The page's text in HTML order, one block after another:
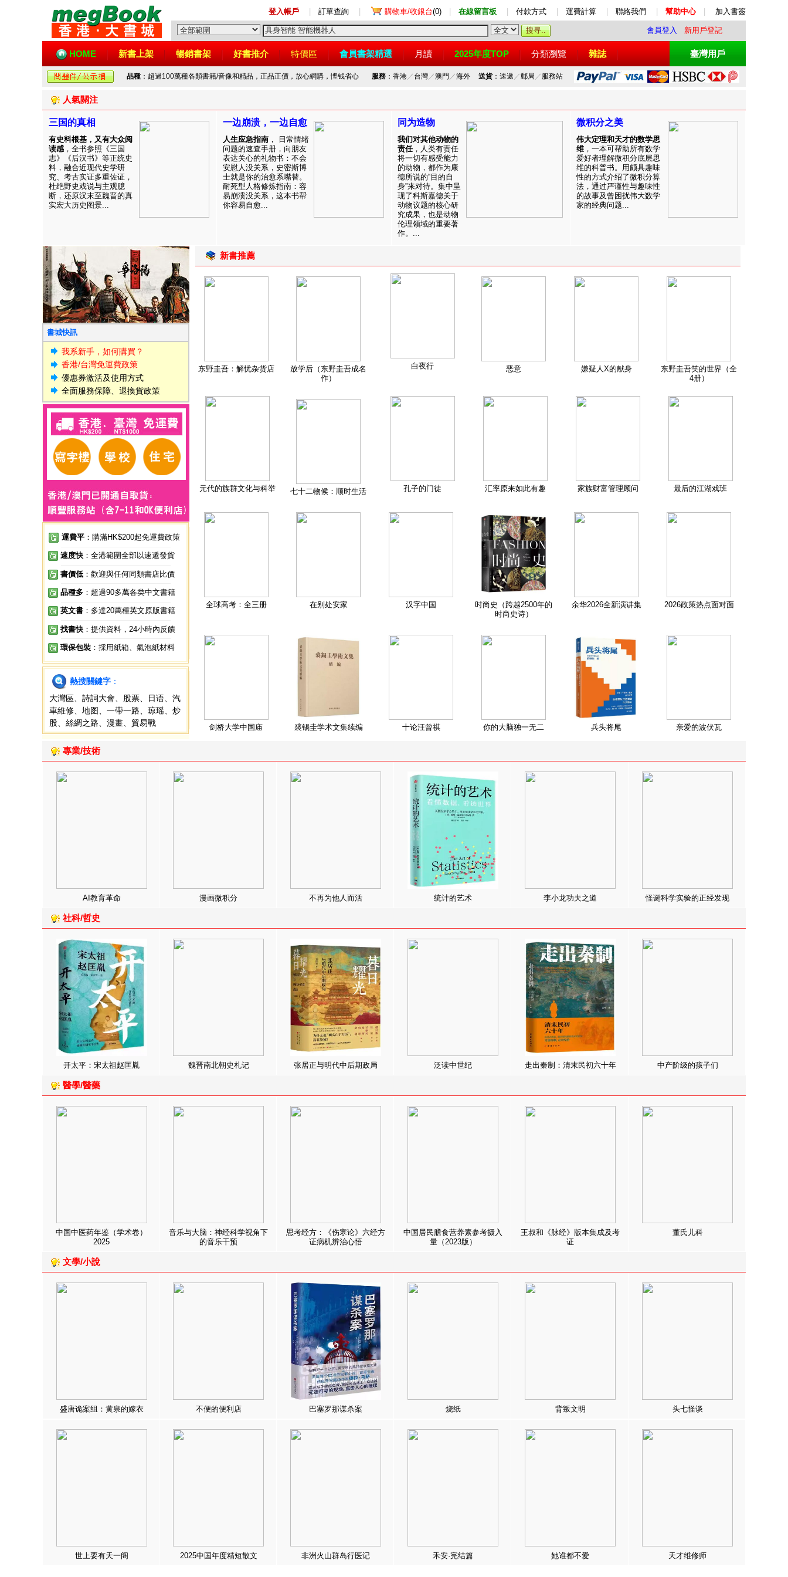
登入帳戶 訂單查詢 購物車/收銀台(0) 在線留言板 付款方式 運費計算 聯絡我們 幫助中心 加入書簽
會員登入 新用戶登記
HOME 新書上架 暢銷書架 好書推介 特價區 會員書架精選 月讀 2025年度TOP 分類瀏覽 雜誌 臺灣用戶
品種 ：超過100萬種各類書籍/音像和精品，正品正價，放心網購，悭钱省心 服務：香港／ 台灣／澳門 ／海外 送貨：速遞 ／郵局 ／ 服務站
人氣關注
三国的真相
有史料根基，又有大众阅
读感 ，全书参照《三国
志》《后汉书》等正统史
料，融合近现代史学研
究、考古实证多重佐证，
杜绝野史戏说与主观臆
断，还原汉末至魏晋的真
实宏大历史图景...
一边崩溃，一边自愈
人生应急指南 ， 日常情绪
问题的速查手册，向朋友
表达关心的礼物书：不会
安慰人没关系，史密斯博
士就是你的治愈系嘴替。
耐死型人格修炼指南：容
易崩溃没关系，这本书帮
你容易自愈...
同为造物
我们对其他动物的
责任，人类有责任
将一切有感受能力
的动物，都作为康
德所说的“目的自
身”来对待。集中呈
现了科斯嘉德关于
动物议题的核心研
究成果，也是动物
伦理领域的重要著
作。...
微积分之美
伟大定理和天才的数学思
维 ，一本可帮助所有数学
爱好者理解微积分底层思
维的科普书。用颇具趣味
性的方式介绍了微积分算
法，通过严谨性与趣味性
的故事及曾困扰伟大数学
家的经典问题...
書城快訊
我系新手，如何購買？
香港/台灣免運費政策
優惠券激活及使用方式
全面服務保障、退換貨政策
運費平 ：購滿HK$200起免運費政策
速度快 ：全港範圍全部以速遞發貨
書價低 ：歡迎與任何同類書店比價
品種多 ：超過90多萬各类中文書籍
英文書 ：多達20萬種英文原版書籍
找書快 ：提供資料，24小時內反饋
環保包裝 ：採用紙箱、氣泡紙材料
熱搜關鍵字 ：
大灣區
詩詞大會 股票 日语
汽
車維修
地图 一帶一路 琼瑶
炒
股
絲綢之路 漫畫 貿易戰
新書推薦
东野圭吾：解忧杂货店
放学后（东野圭吾成名
作）
白夜行 恶意 嫌疑人X的献身
东野圭吾笑的世界（全
4册）
元代的族群文化与科举 七十二物候：顺时生活 孔子的门徒 汇率原来如此有趣 家族财富管理顾问 最后的江湖戏班
全球高考：全三册 在别处安家 汉字中国
时尚史（跨越2500年的
时尚史诗）
余华2026全新演讲集 2026政策热点面对面
剑桥大学中国庙 裘锡圭学术文集续编 十论汪曾祺 你的大脑独一无二 兵头将尾 亲爱的波伏瓦
專業/技術
AI教育革命 漫画微积分 不再为他人而活 统计的艺术 李小龙功夫之道 怪诞科学实验的正经发现
社科/哲史
开太平：宋太祖赵匡胤 魏晋南北朝史札记 张居正与明代中后期政局 泛读中世纪 走出秦制：清末民初六十年 中产阶级的孩子们
醫學/醫藥
中国中医药年鉴（学术卷）
2025
音乐与大脑：神经科学视角下
的音乐干预
思考经方：《伤寒论》六经方
证病机辨治心悟
中国居民膳食营养素参考摄入
量（2023版）
王叔和《脉经》版本集成及考
证
董氏儿科
文學/小說
盛唐诡案组：黄泉的嫁衣 不便的便利店 巴塞罗那谋杀案 烧纸 背叛文明 头七怪谈
世上要有天一阁 2025中国年度精短散文 非洲火山群岛行医记 禾安·完结篇 她谁都不爱 天才维修师